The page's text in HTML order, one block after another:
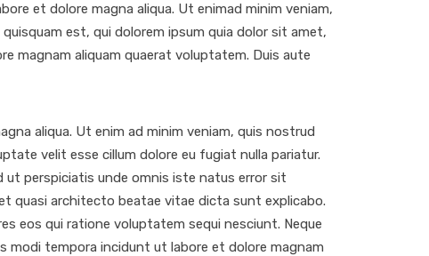
et dolore magna aliqua. Ut enimad minim veniam,
est, qui dolorem ipsum quia dolor sit amet,
magnam aliquam quaerat voluptatem. Duis aute
aliqua. Ut enim ad minim veniam, quis nostrud
velit esse cillum dolore eu fugiat nulla pariatur.
perspiciatis unde omnis iste natus error sit
quasi architecto beatae vitae dicta sunt explicabo.
eos qui ratione voluptatem sequi nesciunt. Neque
modi tempora incidunt ut labore et dolore magnam